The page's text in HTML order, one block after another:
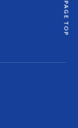
PAGE TOP